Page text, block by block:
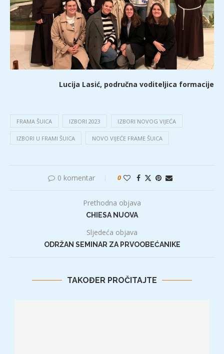
Lucija Lasić, područna voditeljica formacije
FRAMA ŠUICA IZBORI 2023 IZBORI NOVOG VIJEĆA
IZBORI U FRAMI ŠUICA NOVO VIJEĆE FRAME ŠUICA
0 komentar 0
Prethodna objava
CHIESA NUOVA
Sljedeća objava
ODRŽAN SEMINAR ZA PRVOOBEĆANIKE
TAKOĐER PROČITAJTE